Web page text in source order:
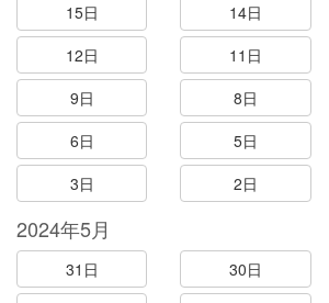
15日
14日
12日
11日
9日
8日
6日
5日
3日
2日
2024年5月
31日 30日